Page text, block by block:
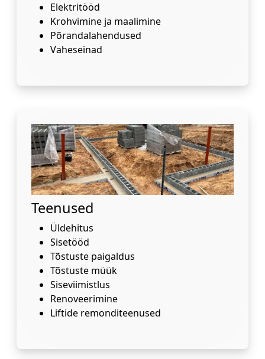
Elektritööd
Krohvimine ja maalimine
Põrandalahendused
Vaheseinad
Teenused
Üldehitus
Sisetööd
Tõstuste paigaldus
Tõstuste müük
Siseviimistlus
Renoveerimine
Liftide remonditeenused